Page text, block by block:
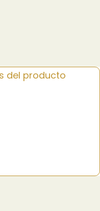
del producto